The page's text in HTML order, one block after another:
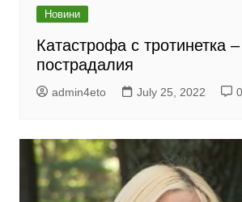
Новини
Катастрофа с тротинетка
пострадалия
admin4eto July 25, 2022 0